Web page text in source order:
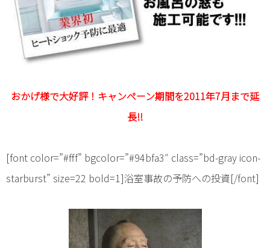
おかげ様で大好評！キャンペーン期間を2011年7月まで延
長!!
[font color=”#fff” bgcolor=”#94bfa3″ class=”bd-gray icon-
starburst” size=22 bold=1]浴室事故の予防への投資[/font]